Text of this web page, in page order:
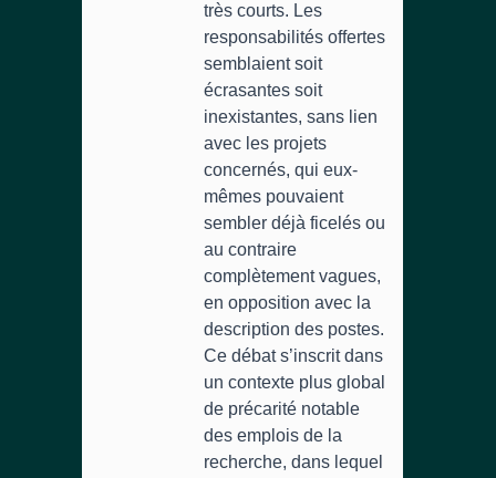
très courts. Les
responsabilités offertes
semblaient soit
écrasantes soit
inexistantes, sans lien
avec les projets
concernés, qui eux-
mêmes pouvaient
sembler déjà ficelés ou
au contraire
complètement vagues,
en opposition avec la
description des postes.
Ce débat s’inscrit dans
un contexte plus global
de précarité notable
des emplois de la
recherche, dans lequel